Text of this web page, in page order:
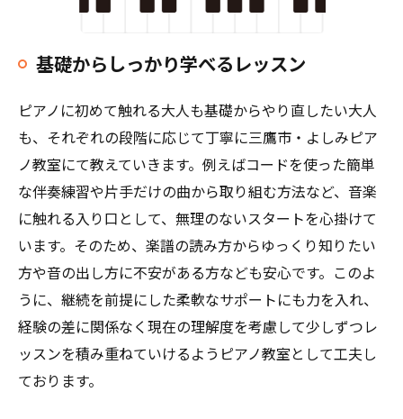
基礎からしっかり学べるレッスン
ピアノに初めて触れる大人も基礎からやり直したい大人
も、それぞれの段階に応じて丁寧に三鷹市・よしみピア
ノ教室にて教えていきます。例えばコードを使った簡単
な伴奏練習や片手だけの曲から取り組む方法など、音楽
に触れる入り口として、無理のないスタートを心掛けて
います。そのため、楽譜の読み方からゆっくり知りたい
方や音の出し方に不安がある方なども安心です。このよ
うに、継続を前提にした柔軟なサポートにも力を入れ、
経験の差に関係なく現在の理解度を考慮して少しずつレ
ッスンを積み重ねていけるようピアノ教室として工夫し
ております。